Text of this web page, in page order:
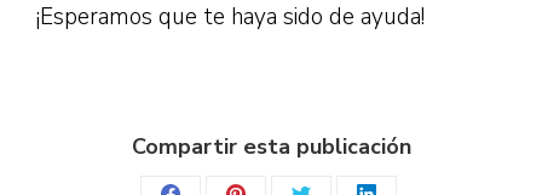
¡Esperamos que te haya sido de ayuda!
Compartir esta publicación